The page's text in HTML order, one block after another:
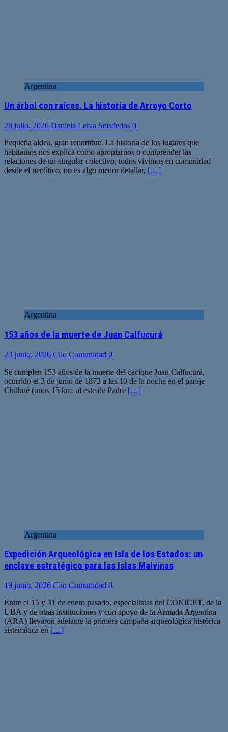
Argentina
Un árbol con raíces. La historia de Arroyo Corto
28 julio, 2026 Daniela Leiva Seisdedos 0
Pequeña aldea, gran renombre. La historia de los lugares que
habitamos nos explica como apropiarnos o comprender las
relaciones de un singular colectivo, todos vivimos en comunidad
desde el neolítico, no es algo menor detallar, […]
Argentina
153 años de la muerte de Juan Calfucurá
23 junio, 2026 Clio Comunidad 0
Se cumplen 153 años de la muerte del cacique Juan Calfucurá,
ocurrido el 3 de junio de 1873 a las 10 de la noche en el paraje
Chilhué (unos 15 km. al este de Padre […]
Argentina
Expedición Arqueológica en Isla de los Estados: un
enclave estratégico para las Islas Malvinas
19 junio, 2026 Clio Comunidad 0
Entre el 15 y 31 de enero pasado, especialistas del CONICET, de la
UBA y de otras instituciones y con apoyo de la Armada Argentina
(ARA) llevaron adelante la primera campaña arqueológica histórica
sistemática en […]